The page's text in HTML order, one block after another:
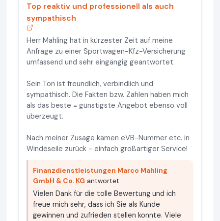
Top reaktiv und professionell als auch
sympathisch
Herr Mahling hat in kürzester Zeit auf meine
Anfrage zu einer Sportwagen-Kfz-Versicherung
umfassend und sehr eingängig geantwortet.
Sein Ton ist freundlich, verbindlich und
sympathisch. Die Fakten bzw. Zahlen haben mich
als das beste = günstigste Angebot ebenso voll
überzeugt.
Nach meiner Zusage kamen eVB-Nummer etc. in
Windeseile zurück - einfach großartiger Service!
Finanzdienstleistungen Marco Mahling
GmbH & Co. KG antwortet:
Vielen Dank für die tolle Bewertung und ich
freue mich sehr, dass ich Sie als Kunde
gewinnen und zufrieden stellen konnte. Viele